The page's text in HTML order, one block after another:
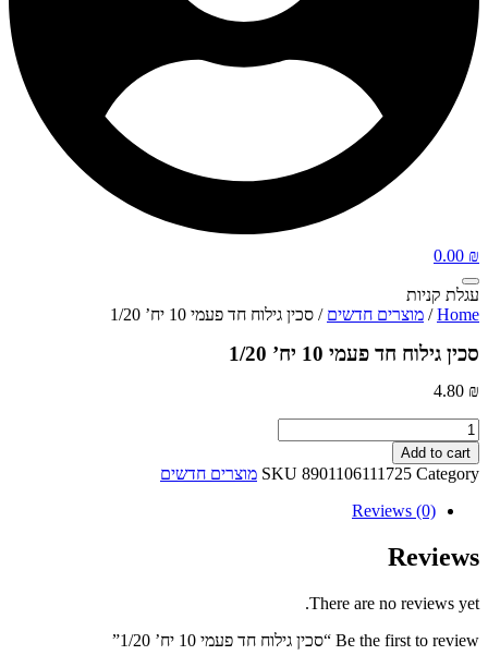
0.00 ₪
עגלת קניות
Home
/ מוצרים חדשים / סכין גילוח חד פעמי 10 יח’ 1/20
סכין גילוח חד פעמי 10 יח’ 1/20
4.80 ₪
סכין
גילוח
חד
פעמי
quantity
Add to cart
SKU 8901106111725 Category
מוצרים חדשים
Reviews (0)
Reviews
There are no reviews yet.
Be the first to review “סכין גילוח חד פעמי 10 יח’ 1/20”